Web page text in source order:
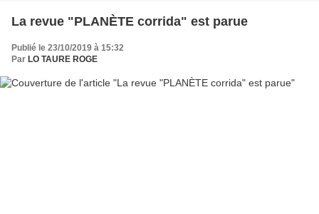
La revue "PLANÈTE corrida" est parue
Publié le 23/10/2019 à 15:32
Par LO TAURE ROGE